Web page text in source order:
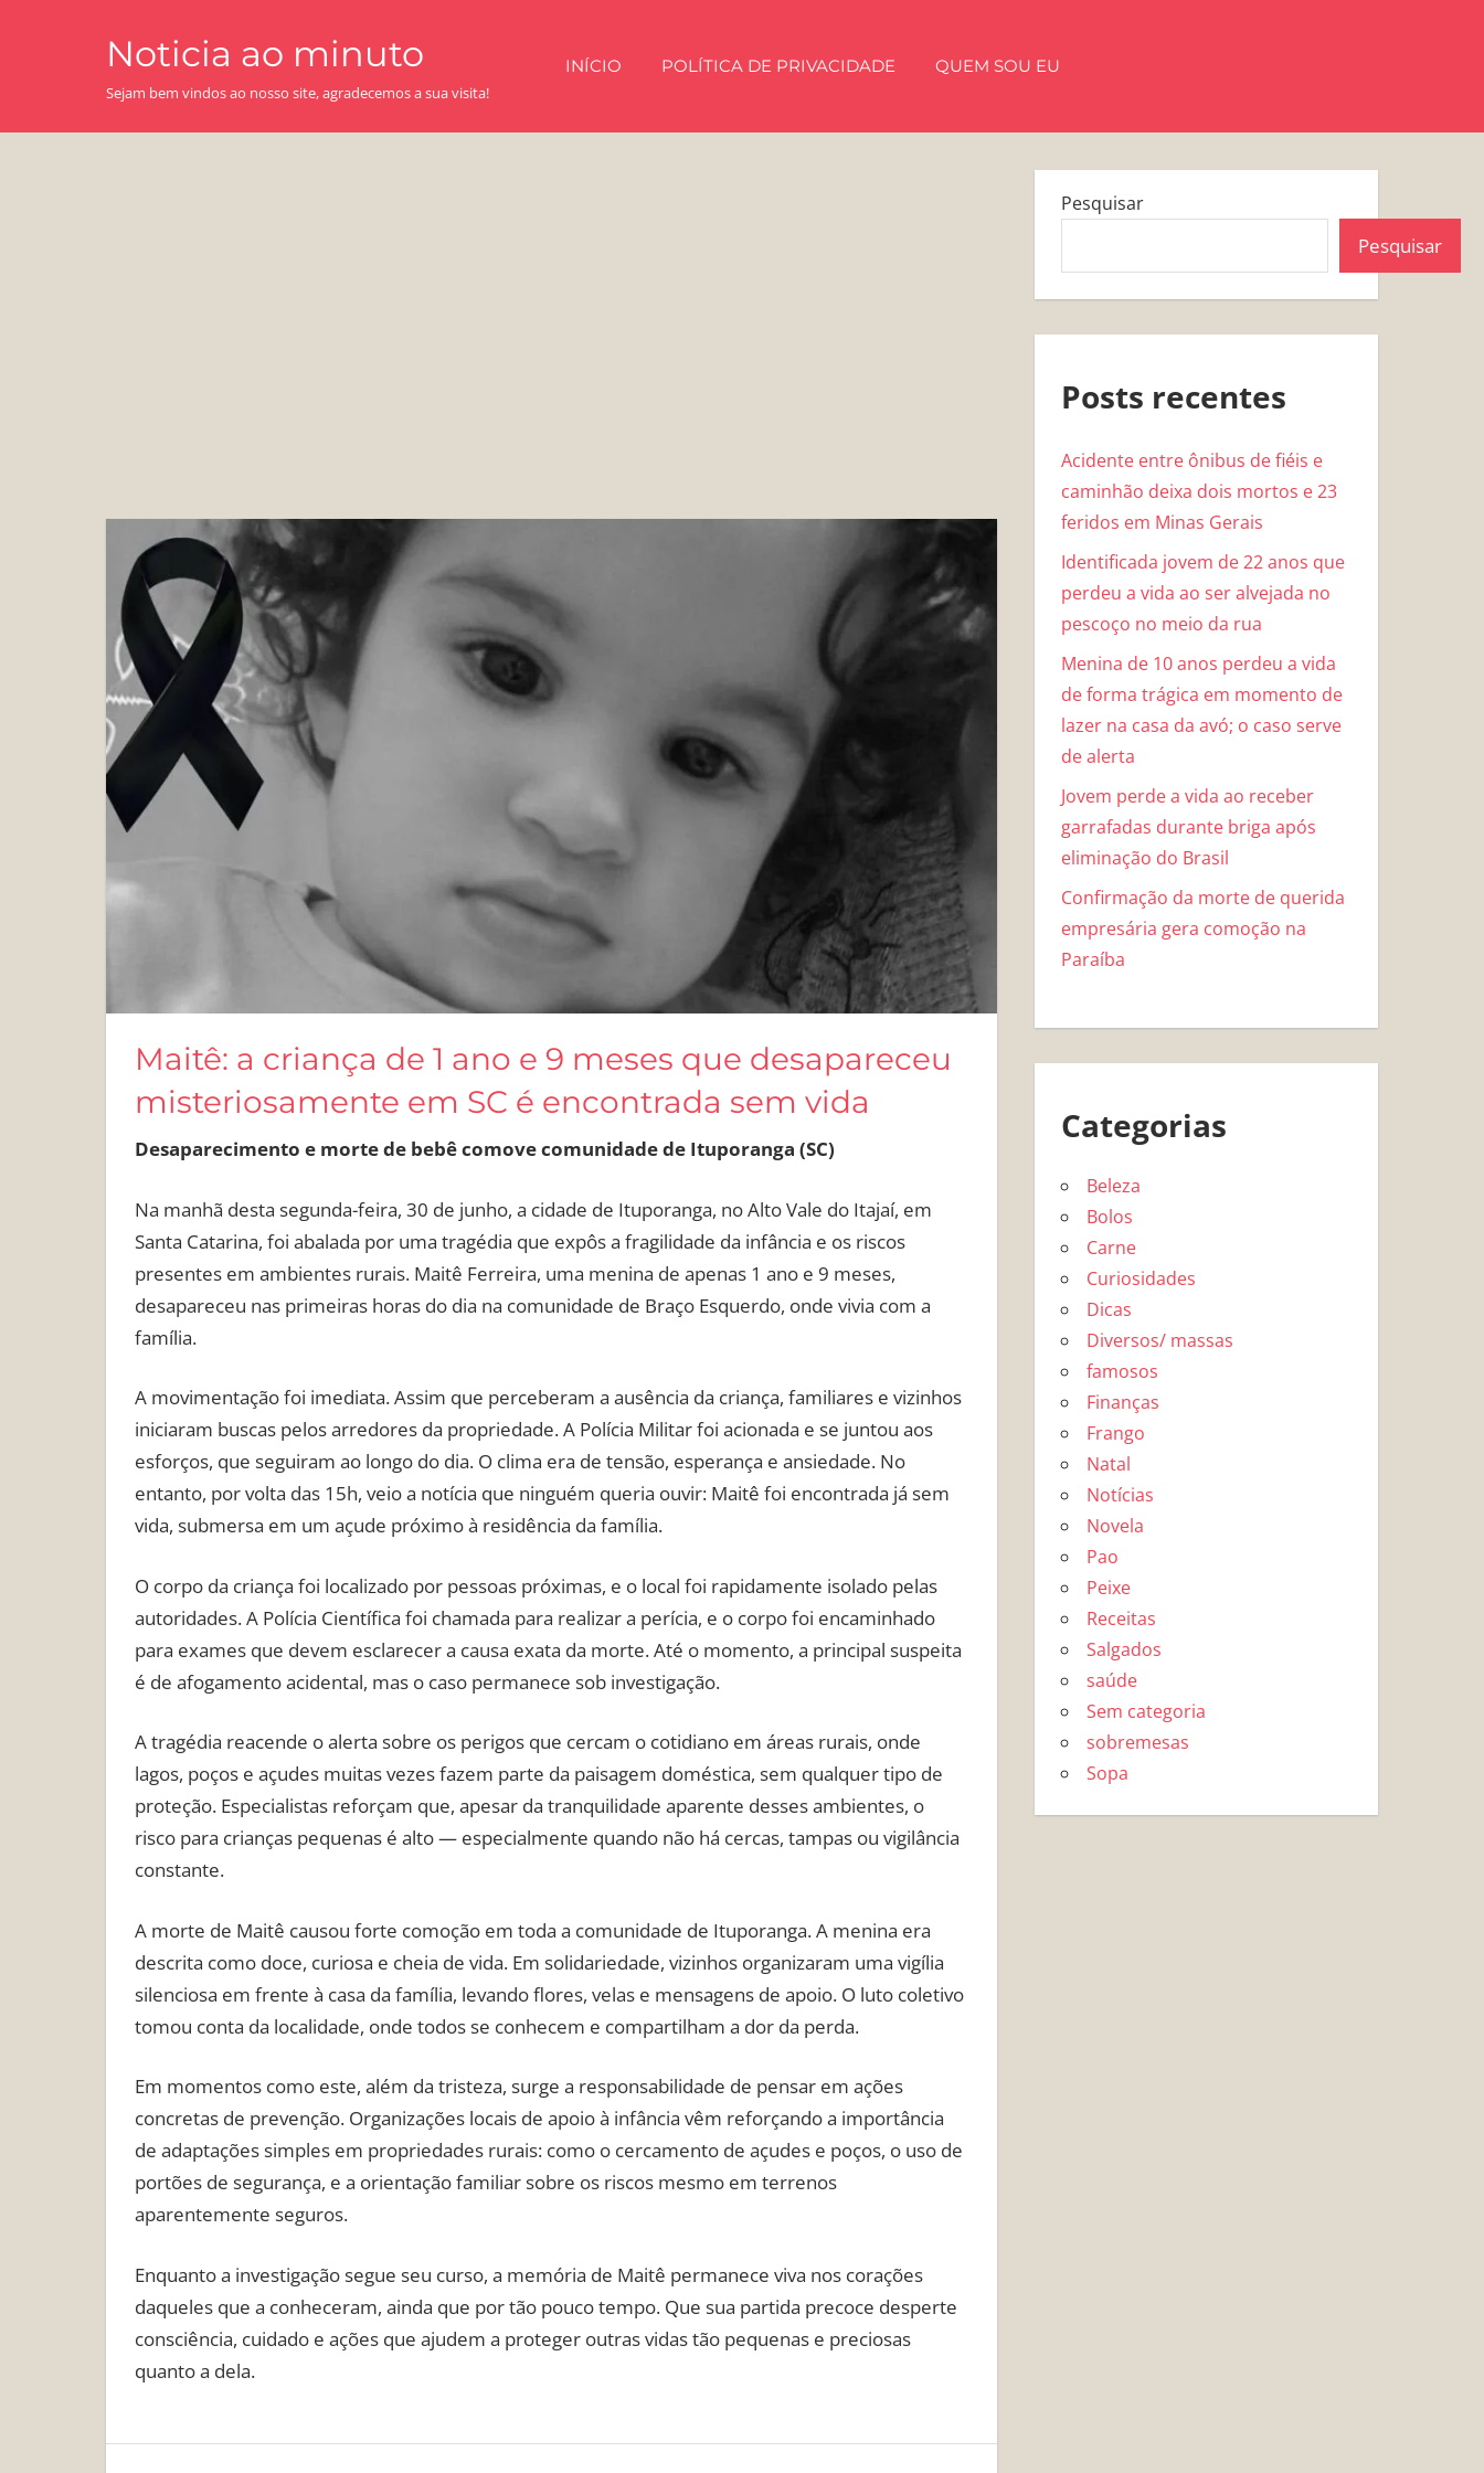
Noticia ao minuto
Sejam bem vindos ao nosso site, agradecemos a sua visita!
INÍCIO POLÍTICA DE PRIVACIDADE QUEM SOU EU
Maitê: a criança de 1 ano e 9 meses que desapareceu
misteriosamente em SC é encontrada sem vida
Desaparecimento e morte de bebê comove comunidade de Ituporanga (SC)
Na manhã desta segunda-feira, 30 de junho, a cidade de Ituporanga, no Alto Vale do Itajaí, em
Santa Catarina, foi abalada por uma tragédia que expôs a fragilidade da infância e os riscos
presentes em ambientes rurais. Maitê Ferreira, uma menina de apenas 1 ano e 9 meses,
desapareceu nas primeiras horas do dia na comunidade de Braço Esquerdo, onde vivia com a
família.
A movimentação foi imediata. Assim que perceberam a ausência da criança, familiares e vizinhos
iniciaram buscas pelos arredores da propriedade. A Polícia Militar foi acionada e se juntou aos
esforços, que seguiram ao longo do dia. O clima era de tensão, esperança e ansiedade. No
entanto, por volta das 15h, veio a notícia que ninguém queria ouvir: Maitê foi encontrada já sem
vida, submersa em um açude próximo à residência da família.
O corpo da criança foi localizado por pessoas próximas, e o local foi rapidamente isolado pelas
autoridades. A Polícia Científica foi chamada para realizar a perícia, e o corpo foi encaminhado
para exames que devem esclarecer a causa exata da morte. Até o momento, a principal suspeita
é de afogamento acidental, mas o caso permanece sob investigação.
A tragédia reacende o alerta sobre os perigos que cercam o cotidiano em áreas rurais, onde
lagos, poços e açudes muitas vezes fazem parte da paisagem doméstica, sem qualquer tipo de
proteção. Especialistas reforçam que, apesar da tranquilidade aparente desses ambientes, o
risco para crianças pequenas é alto — especialmente quando não há cercas, tampas ou vigilância
constante.
A morte de Maitê causou forte comoção em toda a comunidade de Ituporanga. A menina era
descrita como doce, curiosa e cheia de vida. Em solidariedade, vizinhos organizaram uma vigília
silenciosa em frente à casa da família, levando flores, velas e mensagens de apoio. O luto coletivo
tomou conta da localidade, onde todos se conhecem e compartilham a dor da perda.
Em momentos como este, além da tristeza, surge a responsabilidade de pensar em ações
concretas de prevenção. Organizações locais de apoio à infância vêm reforçando a importância
de adaptações simples em propriedades rurais: como o cercamento de açudes e poços, o uso de
portões de segurança, e a orientação familiar sobre os riscos mesmo em terrenos
aparentemente seguros.
Enquanto a investigação segue seu curso, a memória de Maitê permanece viva nos corações
daqueles que a conheceram, ainda que por tão pouco tempo. Que sua partida precoce desperte
consciência, cuidado e ações que ajudem a proteger outras vidas tão pequenas e preciosas
quanto a dela.
Pesquisar
Pesquisar
Posts recentes
Acidente entre ônibus de fiéis e
caminhão deixa dois mortos e 23
feridos em Minas Gerais
Identificada jovem de 22 anos que
perdeu a vida ao ser alvejada no
pescoço no meio da rua
Menina de 10 anos perdeu a vida
de forma trágica em momento de
lazer na casa da avó; o caso serve
de alerta
Jovem perde a vida ao receber
garrafadas durante briga após
eliminação do Brasil
Confirmação da morte de querida
empresária gera comoção na
Paraíba
Categorias
Beleza
Bolos
Carne
Curiosidades
Dicas
Diversos/ massas
famosos
Finanças
Frango
Natal
Notícias
Novela
Pao
Peixe
Receitas
Salgados
saúde
Sem categoria
sobremesas
Sopa